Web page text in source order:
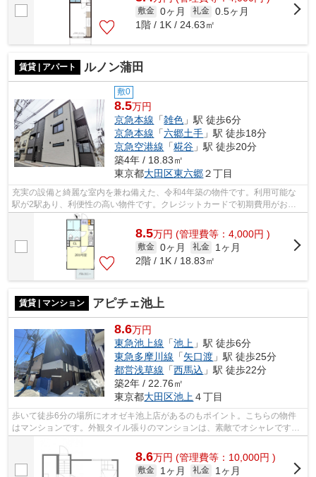
敷金 0ヶ月 礼金 0.5ヶ月
1階 / 1K / 24.63㎡
賃貸 | アパート ルノン蒲田
敷0
8.5万円
京急本線 「雑色 」駅 徒歩6分
京急本線 「六郷土手 」駅 徒歩18分
京急空港線 「糀谷 」駅 徒歩20分
築4年 / 18.83㎡
東京都大田区東六郷２丁目
充実の設備と綺麗な室内を兼ね備えた、令和4年築の物件です。利用可能な
駅が2駅あり、利便性の高い物件です。クレジットカードで初期費用がお支
払いいただけるので、決済の手間が軽減...
8.5万円 (管理費等：4,000円 )
敷金 0ヶ月 礼金
1ヶ月
2階 / 1K / 18.83㎡
賃貸 | マンション アピチェ池上
8.6万円
東急池上線 「池上 」駅 徒歩6分
東急多摩川線 「矢口渡 」駅 徒歩25分
都営浅草線 「西馬込 」駅 徒歩22分
築2年 / 22.76㎡
東京都大田区池上 ４丁目
歩いて徒歩6分の場所にオオゼキ池上店があるのもポイント。こちらの物件
はマンションです。外観タイル張りのマンションは、素敵でオシャレです。
8.6万円 (管理費等：10,000円 )
敷金 1ヶ月 礼金
1ヶ月